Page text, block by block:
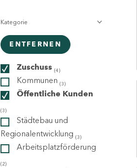
Kategorie
ENTFERNEN
Zuschuss (4)
Kommunen (3)
Öffentliche Kunden
(3)
Städtebau und
Regionalentwicklung (3)
Arbeitsplatzförderung
(2)